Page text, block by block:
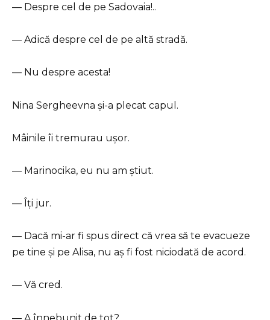
— Despre cel de pe Sadovaia!..
— Adică despre cel de pe altă stradă.
— Nu despre acesta!
Nina Sergheevna și-a plecat capul.
Mâinile îi tremurau ușor.
— Marinocika, eu nu am știut.
— Îți jur.
— Dacă mi-ar fi spus direct că vrea să te evacueze
pe tine și pe Alisa, nu aș fi fost niciodată de acord.
— Vă cred.
— A înnebunit de tot?